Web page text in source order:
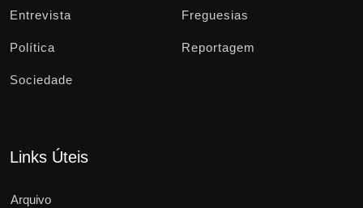
Entrevista Freguesias
Política Reportagem
Sociedade
Links Úteis
Arquivo